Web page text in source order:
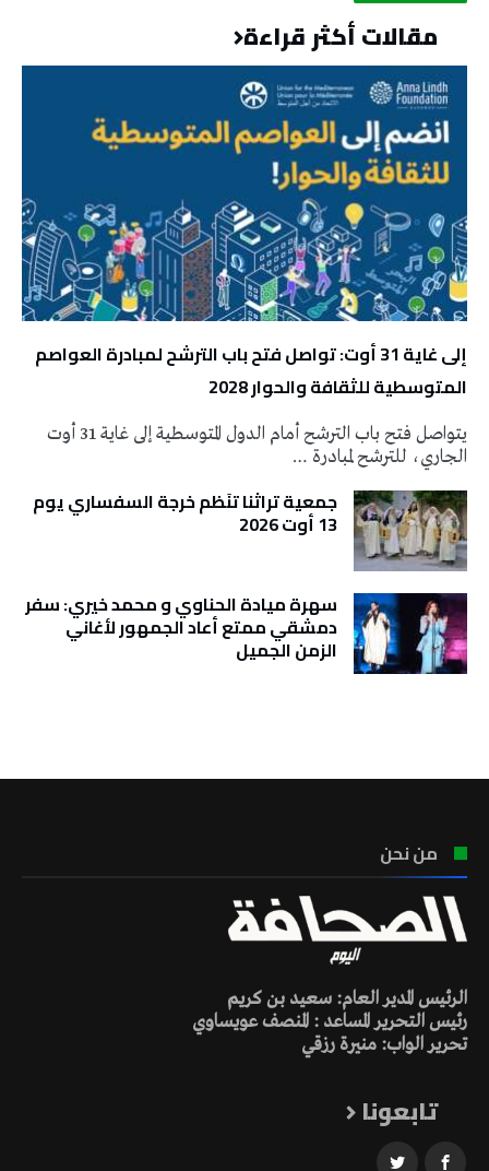
مقالات أكثر قراءة
إلى غاية 31 أوت: تواصل فتح باب الترشح لمبادرة العواصم
المتوسطية للثقافة والحوار 2028
يتواصل فتح باب الترشح أمام الدول المتوسطية إلى غاية 31 أوت
الجاري، للترشح لمبادرة …
جمعية تراثنا تنَظم خرجة السفساري يوم
13 أوت 2026
سهرة ميادة الحناوي و محمد خيري: سفر
دمشقي ممتع أعاد الجمهور لأغاني
الزمن الجميل
من نحن
الرئيس المدير العام: سعيد بن كريم
رئيس التحرير المساعد : المنصف عويساوي
تحرير الواب: منيرة رزقي
تابعونا